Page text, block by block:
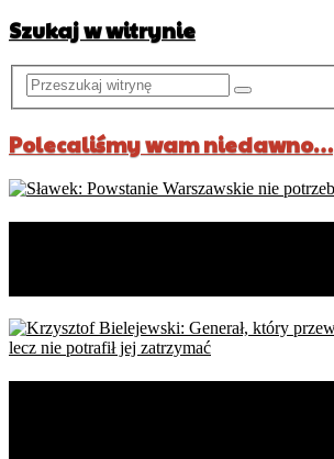
Szukaj w witrynie
Polecaliśmy wam niedawno…